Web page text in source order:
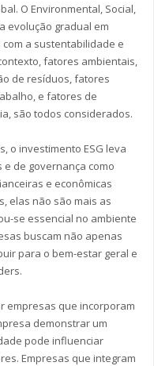
O Environmental, Social,
evolução gradual em
a sustentabilidade e
fatores ambientais,
de resíduos, fatores
e fatores de
são todos considerados.
o investimento ESG leva
de governança como
e econômicas
elas não são mais as
se essencial no ambiente
buscam não apenas
para o bem-estar geral e
empresas que incorporam
demonstrar um
pode influenciar
Empresas que integram